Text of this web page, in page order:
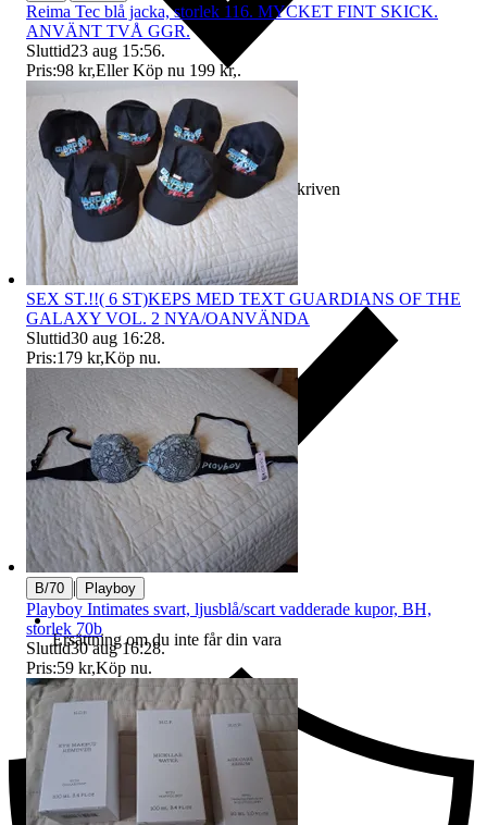
Ersättning om varan inte är som beskriven
Ersättning om du inte får din vara
Reima Tec blå jacka, storlek 116. MYCKET FINT SKICK.
ANVÄNT TVÅ GGR.
Sluttid23 aug 15:56.
Pris:98 kr,Eller Köp nu 199 kr,.
SEX ST.!!( 6 ST)KEPS MED TEXT GUARDIANS OF THE
GALAXY VOL. 2 NYA/OANVÄNDA
Sluttid30 aug 16:28.
Pris:179 kr,Köp nu.
B/70 | Playboy
Playboy Intimates svart, ljusblå/scart vadderade kupor, BH,
storlek 70b
Sluttid30 aug 16:28.
Pris:59 kr,Köp nu.